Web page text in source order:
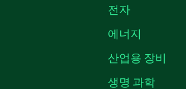
전자
에너지
산업용 장비
생명 과학